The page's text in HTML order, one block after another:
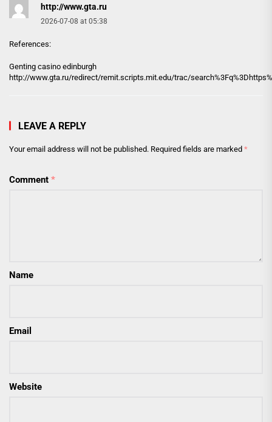
http://www.gta.ru
2026-07-08 at 05:38
References:
Genting casino edinburgh
http://www.gta.ru/redirect/remit.scripts.mit.edu/trac/
LEAVE A REPLY
Your email address will not be published. Required fields are marked *
Comment *
Name
Email
Website